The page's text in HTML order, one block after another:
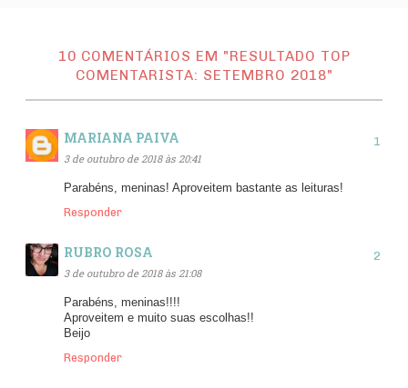
10 COMENTÁRIOS EM "RESULTADO TOP
COMENTARISTA: SETEMBRO 2018"
MARIANA PAIVA
3 de outubro de 2018 às 20:41
Parabéns, meninas! Aproveitem bastante as leituras!
Responder
RUBRO ROSA
3 de outubro de 2018 às 21:08
Parabéns, meninas!!!!
Aproveitem e muito suas escolhas!!
Beijo
Responder